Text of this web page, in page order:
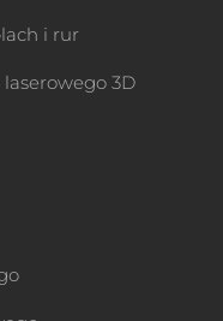
i rur
3D